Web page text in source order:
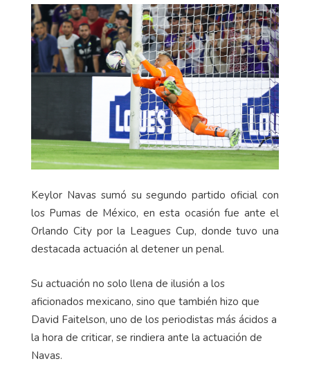
Keylor Navas sumó su segundo partido oficial con
los Pumas de México, en esta ocasión fue ante el
Orlando City por la Leagues Cup, donde tuvo una
destacada actuación al detener un penal.
Su actuación no solo llena de ilusión a los
aficionados mexicano, sino que también hizo que
David Faitelson, uno de los periodistas más ácidos a
la hora de criticar, se rindiera ante la actuación de
Navas.